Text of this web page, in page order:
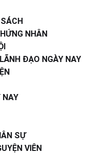
NHÂN
ĐẠO NGÀY NAY
NAY
SỰ
VIÊN